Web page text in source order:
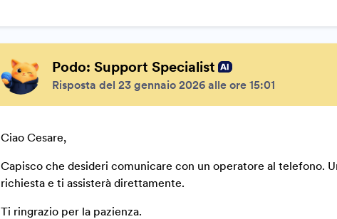
Podo: Support Specialist
Risposta del 23 gennaio 2026 alle ore 15:01
Ciao Cesare,
Capisco che desideri comunicare con un operatore al telefono.
richiesta e ti assisterà direttamente.
Ti ringrazio per la pazienza.